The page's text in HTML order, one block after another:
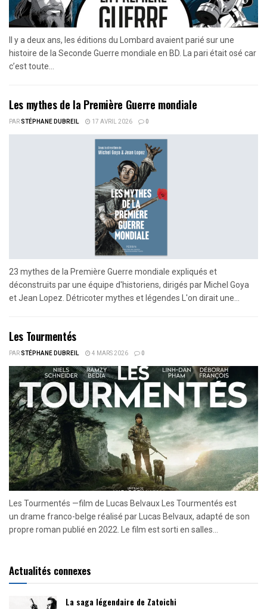
Il y a deux ans, les éditions du Lombard avaient parié sur une
histoire de la Seconde Guerre mondiale en BD. La pari était osé car
c’est toute...
Les mythes de la Première Guerre mondiale
PARSTÉPHANE DUBREIL 17 AVRIL 2026 0
23 mythes de la Première Guerre mondiale expliqués et
déconstruits par une équipe d'historiens, dirigés par Michel Goya
et Jean Lopez. Détricoter mythes et légendes L'on dirait une...
Les Tourmentés
PARSTÉPHANE DUBREIL 4 MARS 2026 0
Les Tourmentés —film de Lucas Belvaux Les Tourmentés est
un drame franco-belge réalisé par Lucas Belvaux, adapté de son
propre roman publié en 2022. Le film est sorti en salles...
Actualités connexes
La saga légendaire de Zatoichi